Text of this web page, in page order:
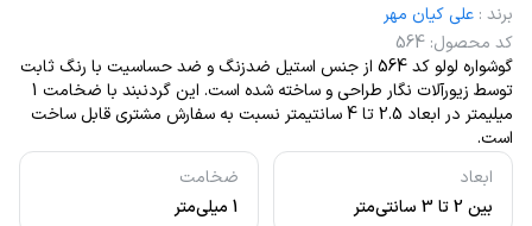
ابعاد
بین 2 تا 3 سانتی‌متر
ضخامت
1 میلی‌متر
برند : علی کیان مهر
کد محصول:
564
گوشواره لولو کد 564 از جنس استیل ضدزنگ و ضد حساسیت با رنگ ثابت
توسط زیورآلات نگار طراحی و ساخته شده است. این گردنبند با ضخامت 1
میلیمتر در ابعاد 2.5 تا 4 سانتیمتر نسبت به سفارش مشتری قابل ساخت
است.